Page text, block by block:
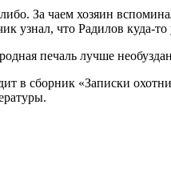
За чаем хозяин
узнал, что Радилов куда-
печаль лучше
в сборник «Записки